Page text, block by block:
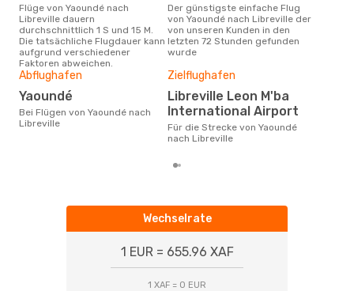
Flüge von Yaoundé nach
Libreville dauern
durchschnittlich 1 S und 15 M.
Die tatsächliche Flugdauer kann
aufgrund verschiedener
Faktoren abweichen.
Der günstigste einfache Flug
von Yaoundé nach Libreville der
von unseren Kunden in den
letzten 72 Stunden gefunden
wurde
Abflughafen
Yaoundé
Bei Flügen von Yaoundé nach
Libreville
Zielflughafen
Libreville Leon M'ba
International Airport
Für die Strecke von Yaoundé
nach Libreville
Wechselrate
1 EUR = 655.96 XAF
1 XAF = 0 EUR